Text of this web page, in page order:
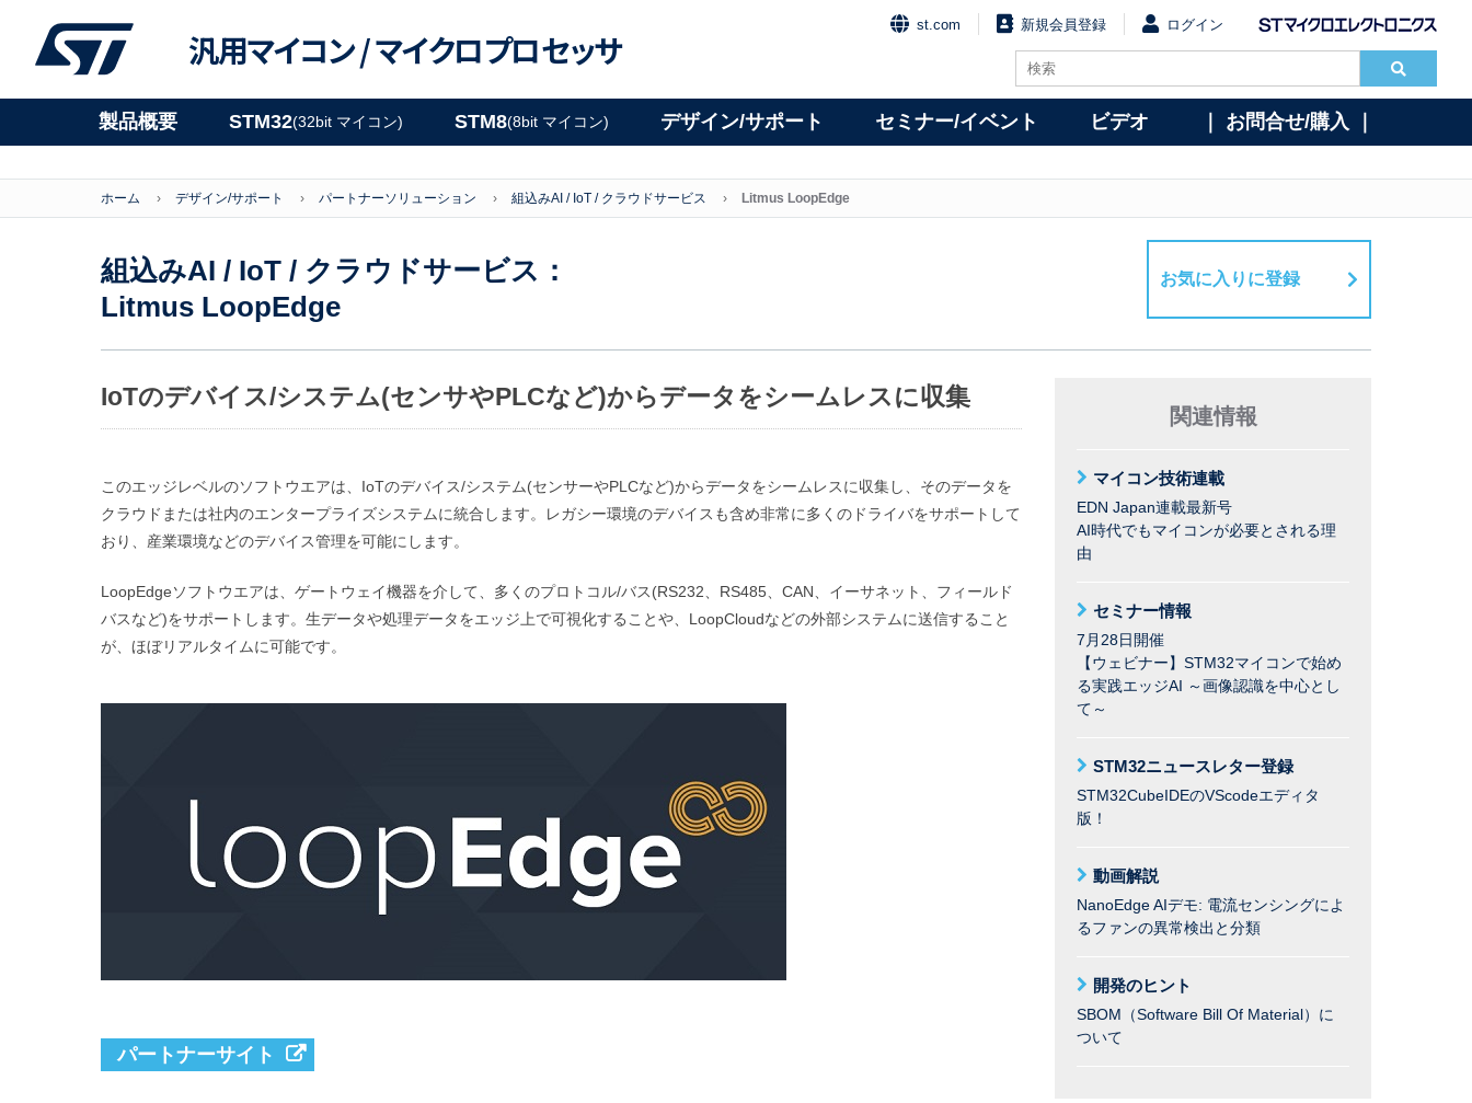
汎用マイコン /マイクロプロセッサ
st.com 新規会員登録 ログイン
製品概要 STM32(32bit マイコン) STM8(8bit マイコン) デザイン/サポート セミナー/イベント ビデオ ｜ お問合せ/購入 ｜
ホーム デザイン/サポート パートナーソリューション 組込みAI / IoT / クラウドサービス Litmus LoopEdge
組込みAI / IoT / クラウドサービス：
Litmus LoopEdge
お気に入りに登録
IoTのデバイス/システム(センサやPLCなど)からデータをシームレスに収集
このエッジレベルのソフトウエアは、IoTのデバイス/システム(センサーやPLCなど)からデータをシームレスに収集し、そのデータを
クラウドまたは社内のエンタープライズシステムに統合します。レガシー環境のデバイスも含め非常に多くのドライバをサポートして
おり、産業環境などのデバイス管理を可能にします。
LoopEdgeソフトウエアは、ゲートウェイ機器を介して、多くのプロトコル/バス(RS232、RS485、CAN、イーサネット、フィールド
バスなど)をサポートします。生データや処理データをエッジ上で可視化することや、LoopCloudなどの外部システムに送信すること
が、ほぼリアルタイムに可能です。
パートナーサイト
関連情報
マイコン技術連載
EDN Japan連載最新号
AI時代でもマイコンが必要とされる理
由
セミナー情報
7月28日開催
【ウェビナー】STM32マイコンで始め
る実践エッジAI ～画像認識を中心とし
て～
STM32ニュースレター登録
STM32CubeIDEのVScodeエディタ
版！
動画解説
NanoEdge AIデモ: 電流センシングによ
るファンの異常検出と分類
開発のヒント
SBOM（Software Bill Of Material）に
ついて